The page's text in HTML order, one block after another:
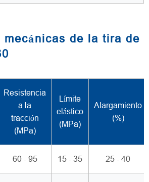
mecánicas de la tira de
Resistencia
a la
tracción
(MPa)
Límite
elástico
(MPa)
Alargamiento
(%)
60 - 95 15 - 35 25 - 40